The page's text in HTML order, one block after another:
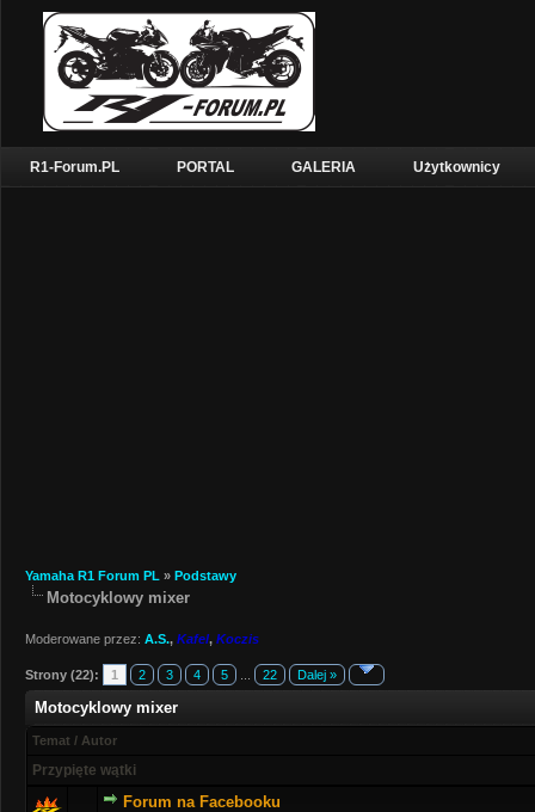
R1-Forum.PL PORTAL GALERIA Użytkownicy
Yamaha R1 Forum PL » Podstawy
Motocyklowy mixer
Moderowane przez: A.S., Kafel, Koczis
Strony (22): 1 2 3 4 5 22 Dalej »
Motocyklowy mixer
Temat / Autor
Przypięte wątki
Forum na Facebooku